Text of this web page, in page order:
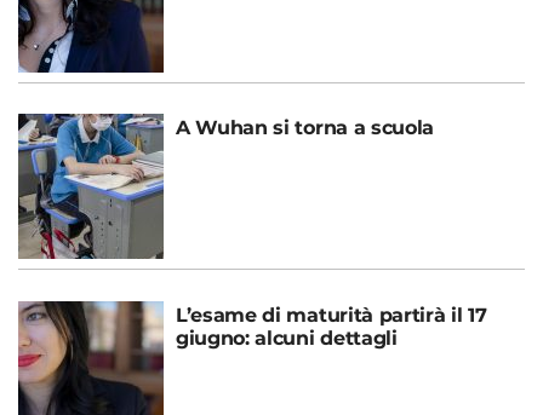
A Wuhan si torna a scuola
L’esame di maturità partirà il 17
giugno: alcuni dettagli